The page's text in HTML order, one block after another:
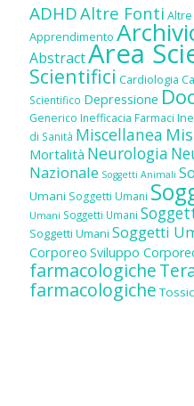
ADHDAltre Fonti
Apprendimento
AbstractArea
Scientifici Cardiologia
Scientifico Depressione
Generico Inefficacia Farmaci
di Sanità Miscellanea
Mortalità Neurologia
Nazionale Soggetti Animali
Umani Soggetti Umani
Umani Soggetti Umani
Soggetti Umani Soggetti
Corporeo Sviluppo
farmacologiche
farmacologiche